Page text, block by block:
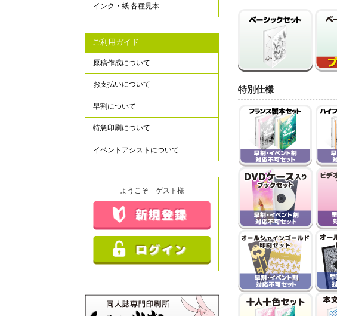
特別仕様
インク・紙 各種見本
ご利用ガイド
原稿作成について
お支払いについて
早割について
特急印刷について
イベントアシストについて
ようこそ ゲスト様